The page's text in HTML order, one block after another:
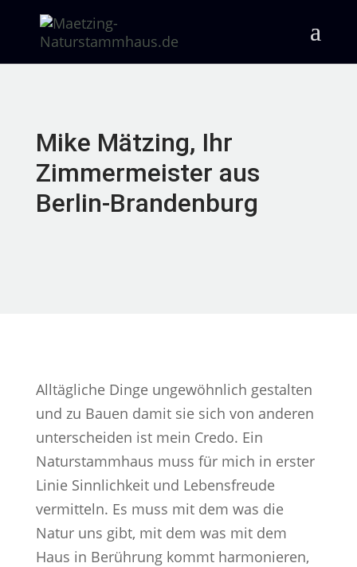
Mike Mätzing, Ihr
Zimmermeister aus
Berlin-Brandenburg
Alltägliche Dinge ungewöhnlich gestalten
und zu Bauen damit sie sich von anderen
unterscheiden ist mein Credo. Ein
Naturstammhaus muss für mich in erster
Linie Sinnlichkeit und Lebensfreude
vermitteln. Es muss mit dem was die
Natur uns gibt, mit dem was mit dem
Haus in Berührung kommt harmonieren,